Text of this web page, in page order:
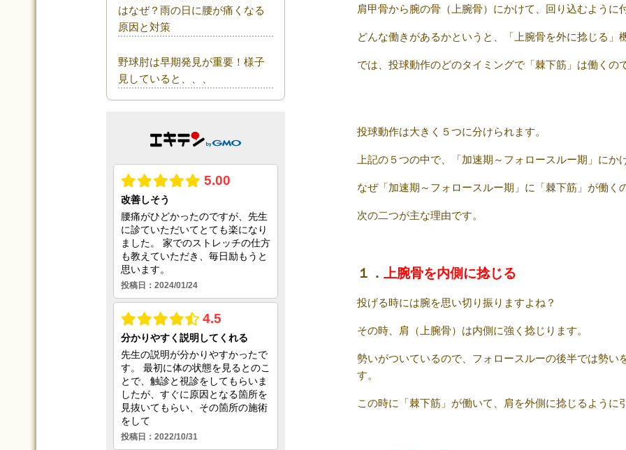
肩甲骨から腕の骨（上腕骨）にかけて、回り込むように
どんな働きがあるかというと、「上腕骨を外に捻じる」
では、投球動作のどのタイミングで「棘下筋」は働くの
投球動作は大きく５つに分けられます。
上記の５つの中で、「加速期～フォロースルー期」に
なぜ「加速期～フォロースルー期」に「棘下筋」が働く
次の二つが主な理由です。
１． 上腕骨を内側に捻じる
投げる時には腕を思い切り振りますよね？
その時、肩（上腕骨）は内側に強く捻じります。
勢いがついているので、フォロースルーの後半では勢い
す。
この時に「棘下筋」が働いて、肩を外側に捻じるように
はなぜ？雨の日に腰が痛くなる
原因と対策
野球肘は早期発見が重要！様子
見していると、、、